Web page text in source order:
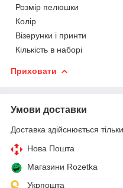
Розмір пелюшки
Колір
Візерунки і принти
Кількість в наборі
Приховати
Умови доставки
Доставка здійснюється
Нова Пошта
Магазини Rozetka
Укрпошта